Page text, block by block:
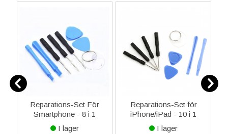
Reparations-Set För
Smartphone - 8 i 1
I lager
Reparations-Set för
iPhone/iPad - 10 i 1
I lager